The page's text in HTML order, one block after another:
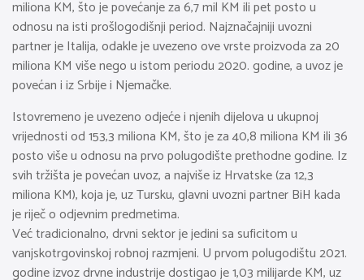
miliona KM, što je povećanje za 6,7 mil KM ili pet posto u
odnosu na isti prošlogodišnji period. Najznačajniji uvozni
partner je Italija, odakle je uvezeno ove vrste proizvoda za 20
miliona KM više nego u istom periodu 2020. godine, a uvoz je
povećan i iz Srbije i Njemačke.
Istovremeno je uvezeno odjeće i njenih dijelova u ukupnoj
vrijednosti od 153,3 miliona KM, što je za 40,8 miliona KM ili 36
posto više u odnosu na prvo polugodište prethodne godine. Iz
svih tržišta je povećan uvoz, a najviše iz Hrvatske (za 12,3
miliona KM), koja je, uz Tursku, glavni uvozni partner BiH kada
je riječ o odjevnim predmetima.
Već tradicionalno, drvni sektor je jedini sa suficitom u
vanjskotrgovinskoj robnoj razmjeni. U prvom polugodištu 2021.
godine izvoz drvne industrije dostigao je 1,03 milijarde KM, uz